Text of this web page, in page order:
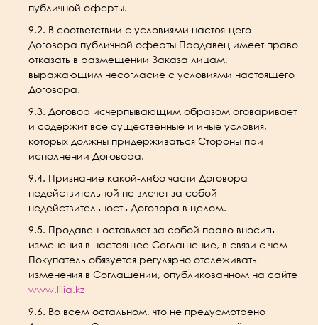
публичной оферты.
9.2. В соответствии с условиями настоящего
Договора публичной оферты Продавец имеет право
отказать в размещении Заказа лицам,
выражающим несогласие с условиями настоящего
Договора.
9.3. Договор исчерпывающим образом оговаривает
и содержит все существенные и иные условия,
которых должны придерживаться Стороны при
исполнении Договора.
9.4. Признание какой-либо части Договора
недействительной не влечет за собой
недействительность Договора в целом.
9.5. Продавец оставляет за собой право вносить
изменения в настоящее Соглашение, в связи с чем
Покупатель обязуется регулярно отслеживать
изменения в Соглашении, опубликованном на сайте
www.lilia.kz
9.6. Во всем остальном, что не предусмотрено